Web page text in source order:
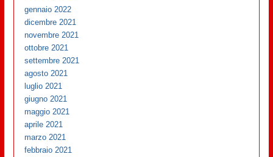
gennaio 2022
dicembre 2021
novembre 2021
ottobre 2021
settembre 2021
agosto 2021
luglio 2021
giugno 2021
maggio 2021
aprile 2021
marzo 2021
febbraio 2021